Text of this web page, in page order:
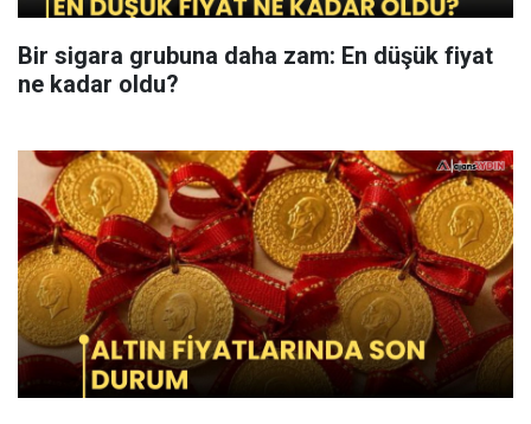
Bir sigara grubuna daha zam: En düşük fiyat
ne kadar oldu?